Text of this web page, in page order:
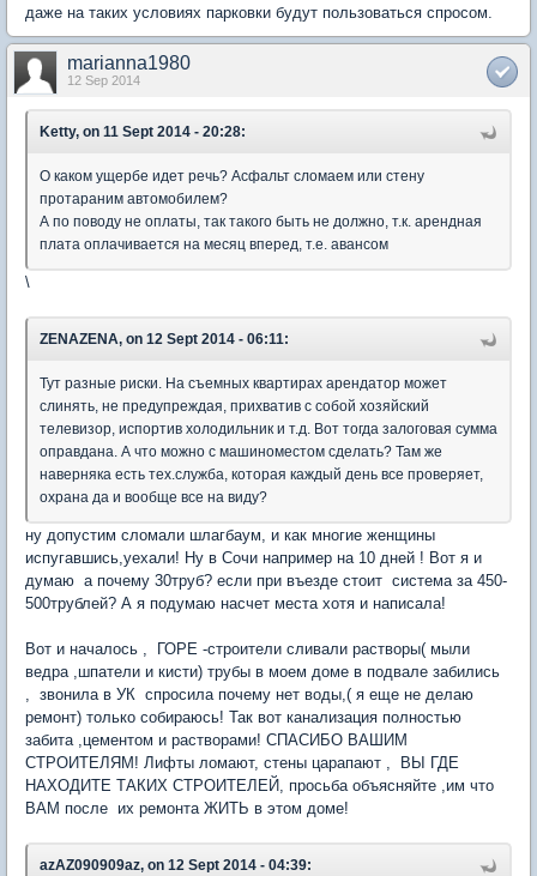
даже на таких условиях парковки будут пользоваться спросом.
marianna1980
12 Sep 2014
Ketty, on 11 Sept 2014 - 20:28:
О каком ущербе идет речь? Асфальт сломаем или стену
протараним автомобилем?
А по поводу не оплаты, так такого быть не должно, т.к. арендная
плата оплачивается на месяц вперед, т.е. авансом
\
ZENAZENA, on 12 Sept 2014 - 06:11:
Тут разные риски. На съемных квартирах арендатор может
слинять, не предупреждая, прихватив с собой хозяйский
телевизор, испортив холодильник и т.д. Вот тогда залоговая сумма
оправдана. А что можно с машиноместом сделать? Там же
наверняка есть тех.служба, которая каждый день все проверяет,
охрана да и вообще все на виду?
ну допустим сломали шлагбаум, и как многие женщины
испугавшись,уехали! Ну в Сочи например на 10 дней ! Вот я и
думаю а почему 30труб? если при въезде стоит система за 450-
500трублей? А я подумаю насчет места хотя и написала!
Вот и началось , ГОРЕ -строители сливали растворы( мыли
ведра ,шпатели и кисти) трубы в моем доме в подвале забились
, звонила в УК спросила почему нет воды,( я еще не делаю
ремонт) только собираюсь! Так вот канализация полностью
забита ,цементом и растворами! СПАСИБО ВАШИМ
СТРОИТЕЛЯМ! Лифты ломают, стены царапают , ВЫ ГДЕ
НАХОДИТЕ ТАКИХ СТРОИТЕЛЕЙ, просьба объясняйте ,им что
ВАМ после их ремонта ЖИТЬ в этом доме!
azAZ090909az, on 12 Sept 2014 - 04:39: